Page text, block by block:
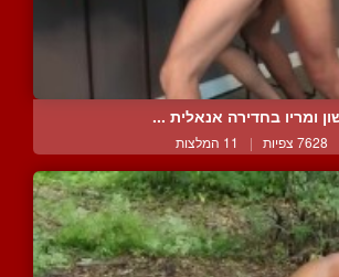
ומריו בחדירה אנאלית ...
7628 צפיות | 11 המלצות